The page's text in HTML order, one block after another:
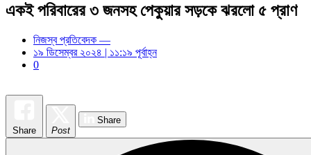
একই পরিবারের ৩ জনসহ পেকুয়ার সড়কে ঝরলো ৫ প্রাণ
নিজস্ব প্রতিবেদক —
১৯ ডিসেম্বর ২০২৪ | ১১:১৯ পূর্বাহ্ন
0
Share Post
Share